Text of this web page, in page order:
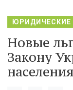
ЮРИДИЧЕСКИЕ
Новые
Закону